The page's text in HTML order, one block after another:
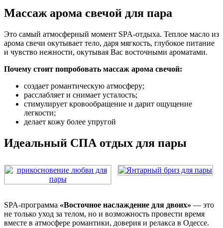
Массаж арома свечой для пара
Это самый атмосферный момент SPA-отдыха. Теплое масло из
арома свечи окутывает тело, даря мягкость, глубокое питание
и чувство нежности, окутывая Вас восточными ароматами.
Почему стоит попробовать массаж арома свечой:
создает романтическую атмосферу;
расслабляет и снимает усталость;
стимулирует кровообращение и дарит ощущение
легкости;
делает кожу более упругой
Идеальный СПА отдых для пары
SPA-программа «Восточное наслаждение для двоих» — это
не только уход за телом, но и возможность провести время
вместе в атмосфере романтики, доверия и релакса в Одессе.